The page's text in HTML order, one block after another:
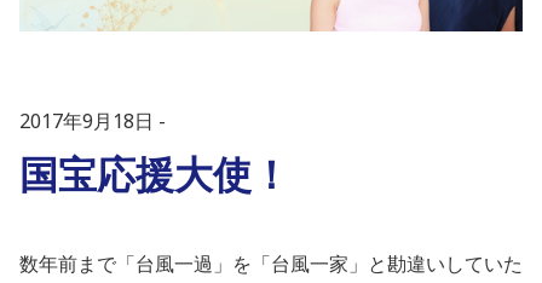
2017年9月18日
国宝応援大使！
数年前まで「台風一過」を「台風一家」と勘違いしていた